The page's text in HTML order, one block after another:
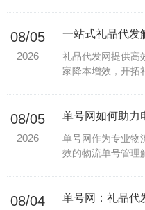
08/05
2026
礼品代发网提供高
家降本增效，开拓
08/05
2026
单号网作为专业物
效的物流单号管理
08/04